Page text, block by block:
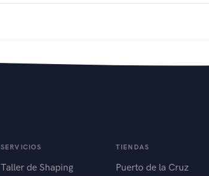
SERVICIOS
Taller de Shaping
TIENDAS
Puerto de la Cruz